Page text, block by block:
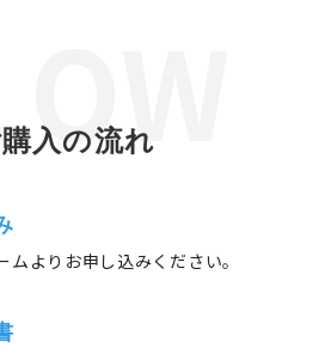
入の流れ
ムよりお申し込みください。